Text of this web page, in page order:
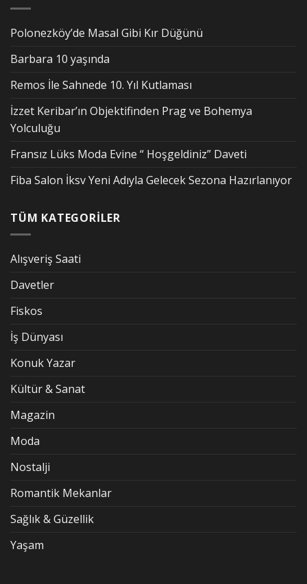
Polonezköy’de Masal Gibi Kır Düğünü
Barbara 10 yaşında
Remos İle Sahnede 10. Yıl Kutlaması
İzzet Keribar’ın Objektifinden Prag ve Bohemya
Yolculuğu
Fransız Lüks Moda Evine “ Hoşgeldiniz” Daveti
Fiba Salon İksv Yeni Adıyla Gelecek Sezona Hazırlanıyor
TÜM KATEGORİLER
Alışveriş Saati
Davetler
Fiskos
İş Dünyası
Konuk Yazar
Kültür & Sanat
Magazin
Moda
Nostalji
Romantik Mekanlar
Sağlık & Güzellik
Yaşam